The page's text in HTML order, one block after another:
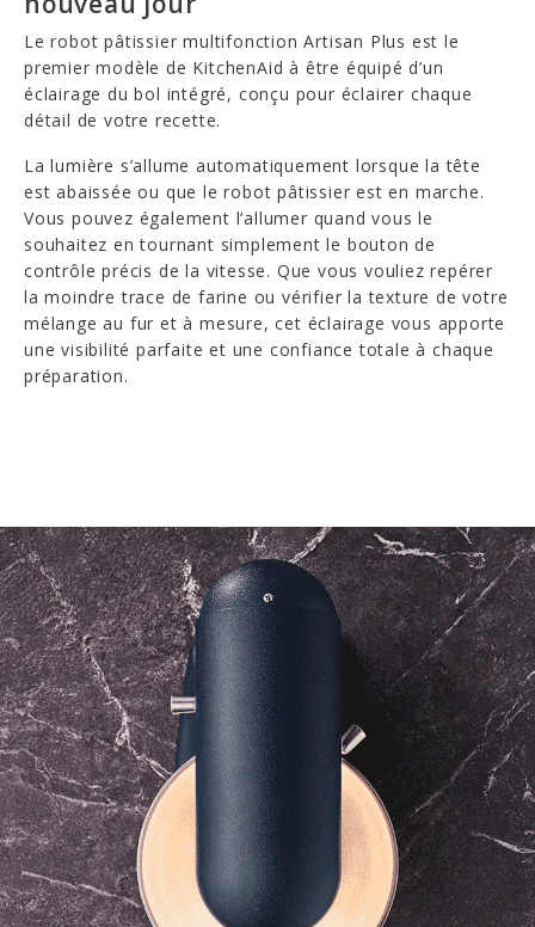
Le robot pâtissier multifonction Artisan Plus est le
premier modèle de KitchenAid à être équipé d’un
éclairage du bol intégré, conçu pour éclairer chaque
détail de votre recette.
La lumière s’allume automatiquement lorsque la tête
est abaissée ou que le robot pâtissier est en marche.
Vous pouvez également l’allumer quand vous le
souhaitez en tournant simplement le bouton de
contrôle précis de la vitesse. Que vous vouliez repérer
la moindre trace de farine ou vérifier la texture de votre
mélange au fur et à mesure, cet éclairage vous apporte
une visibilité parfaite et une confiance totale à chaque
préparation.